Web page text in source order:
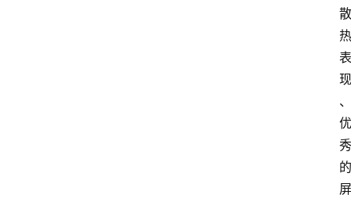
散
热
表
现
、
优
秀
的
屏